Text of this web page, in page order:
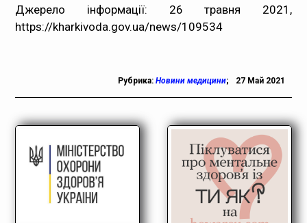
Джерело інформації: 26 травня 2021,
https://kharkivoda.gov.ua/news/109534
Рубрика: Новини медицини; 27 Май 2021